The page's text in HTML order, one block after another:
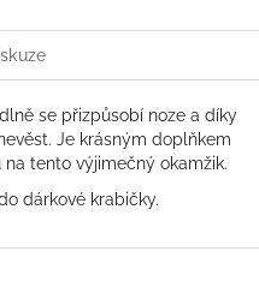
se přizpůsobí noze a díky
Je krásným doplňkem
tento výjimečný okamžik.
dárkové krabičky.